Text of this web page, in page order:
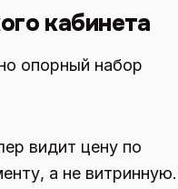
кабинета
опорный набор
видит цену по
а не витринную.